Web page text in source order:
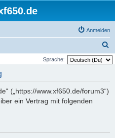
Anmelden
u
Sprache:
(„https://www.xf650.de/forum3“)
ein Vertrag mit folgenden